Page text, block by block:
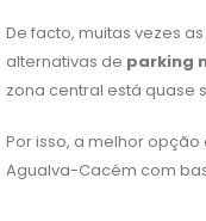
De facto, muitas vezes
alternativas de parking
zona central está quase
Por isso, a melhor
Agualva-Cacém com